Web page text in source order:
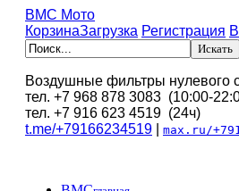
BMC Мото
КорзинаЗагрузка Регистрация
Воздушные фильтры нулевого
тел. +7 968 878 3083 (10:00-
тел. +7 916 623 4519 (24ч)
t.me/+79166234519
max.ru/